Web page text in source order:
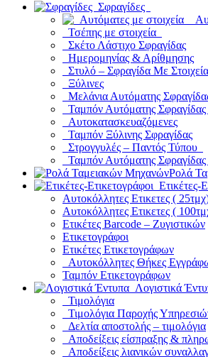
Σφραγίδες
Τσέπης με στοιχεία
Σκέτο Λάστιχο Σφραγίδας
Ημερομηνίας & Αρίθμησης
Στυλό – Σφραγίδα Με Στοιχεία
Ξύλινες
Μελάνια Αυτόματης
Ταμπόν Αυτόματης Σφραγίδας
Αυτοκατασκευαζόμενες
Ταμπόν Ξύλινης Σφραγίδας
Στρογγυλές – Παντός Τύπου
Ταμπόν Αυτόματης Σφραγίδας
Ρολά
Ετικέτες-
Αυτοκόλλητες Ετικετες (
Αυτοκόλλητες Ετικετες (
Ετικέτες Barcode – Ζυγιστικών
Ετικετογράφοι
Ετικέτες Ετικετογράφων
Αυτοκόλλητες Θήκες
Ταμπόν Ετικετογράφων
Λογιστικά
Τιμολόγια
Τιμολόγια Παροχής
Δελτία αποστολής – τιμολόγια
Αποδείξεις είσπραξης &
Αποδείξεις λιανικών